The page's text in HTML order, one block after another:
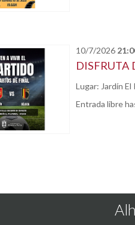
10/7/2026
DISFRUTA
Lugar: Jardín El
Entrada libre